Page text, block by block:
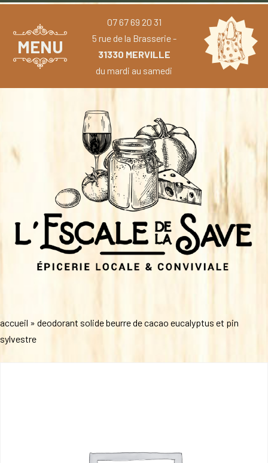
MENU
07 67 69 20 31
5 rue de la Brasserie -
31330 MERVILLE
du mardi au samedi
accueil » deodorant solide beurre de cacao eucalyptus et pin
sylvestre